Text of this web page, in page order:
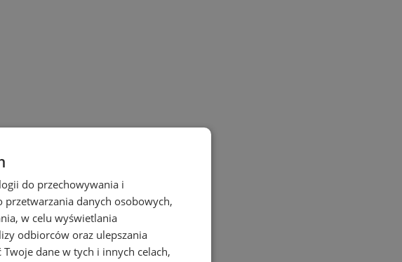
do przechowywania i
danych osobowych,
w celu wyświetlania
odbiorców oraz ulepszania
dane w tych i innych celach,